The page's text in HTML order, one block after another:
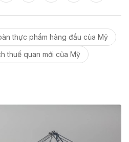
thực phẩm hàng đầu của Mỹ
thuế quan mới của Mỹ